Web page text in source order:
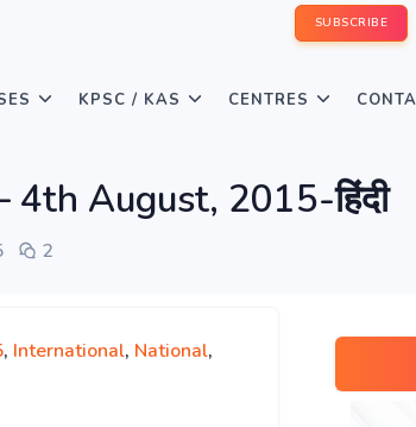
SUBSCRIBE
KPSC / KAS CENTRES
August, 2015-हिंदी
2
, International, National,